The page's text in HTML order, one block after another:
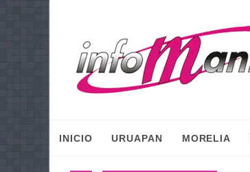
INICIO URUAPAN MORELIA